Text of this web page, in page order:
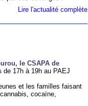
Lire l'actualité complète
le CSAPA de
de 17h à 19h au PAEJ
et les familles faisant
cocaïne,